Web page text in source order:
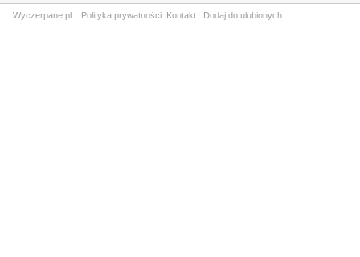
Wyczerpane.pl Polityka prywatności Kontakt Dodaj do ulubionych